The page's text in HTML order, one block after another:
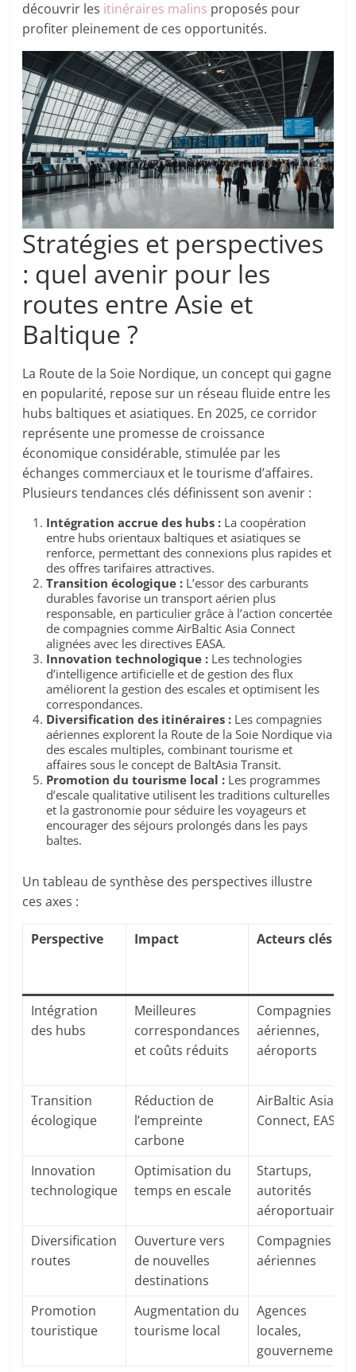
découvrir les itinéraires malins proposés pour
profiter pleinement de ces opportunités.
Stratégies et perspectives
: quel avenir pour les
routes entre Asie et
Baltique ?
La Route de la Soie Nordique, un concept qui gagne
en popularité, repose sur un réseau fluide entre les
hubs baltiques et asiatiques. En 2025, ce corridor
représente une promesse de croissance
économique considérable, stimulée par les
échanges commerciaux et le tourisme d’affaires.
Plusieurs tendances clés définissent son avenir :
Intégration accrue des hubs : La coopération
entre hubs orientaux baltiques et asiatiques se
renforce, permettant des connexions plus rapides et
des offres tarifaires attractives.
Transition écologique : L’essor des carburants
durables favorise un transport aérien plus
responsable, en particulier grâce à l’action concertée
de compagnies comme AirBaltic Asia Connect
alignées avec les directives EASA.
Innovation technologique : Les technologies
d’intelligence artificielle et de gestion des flux
améliorent la gestion des escales et optimisent les
correspondances.
Diversification des itinéraires : Les compagnies
aériennes explorent la Route de la Soie Nordique via
des escales multiples, combinant tourisme et
affaires sous le concept de BaltAsia Transit.
Promotion du tourisme local : Les programmes
d’escale qualitative utilisent les traditions culturelles
et la gastronomie pour séduire les voyageurs et
encourager des séjours prolongés dans les pays
baltes.
Un tableau de synthèse des perspectives illustre
ces axes :
Perspective Impact Acteurs clés
Intégration
des hubs
Meilleures
correspondances
et coûts réduits
Compagnies
aériennes,
aéroports
Transition
écologique
Réduction de
l’empreinte
carbone
AirBaltic Asia
Connect, EASA
Innovation
technologique
Optimisation du
temps en escale
Startups,
autorités
aéroportuaires
Diversification
routes
Ouverture vers
de nouvelles
destinations
Compagnies
aériennes
Promotion
touristique
Augmentation du
tourisme local
Agences
locales,
gouvernements